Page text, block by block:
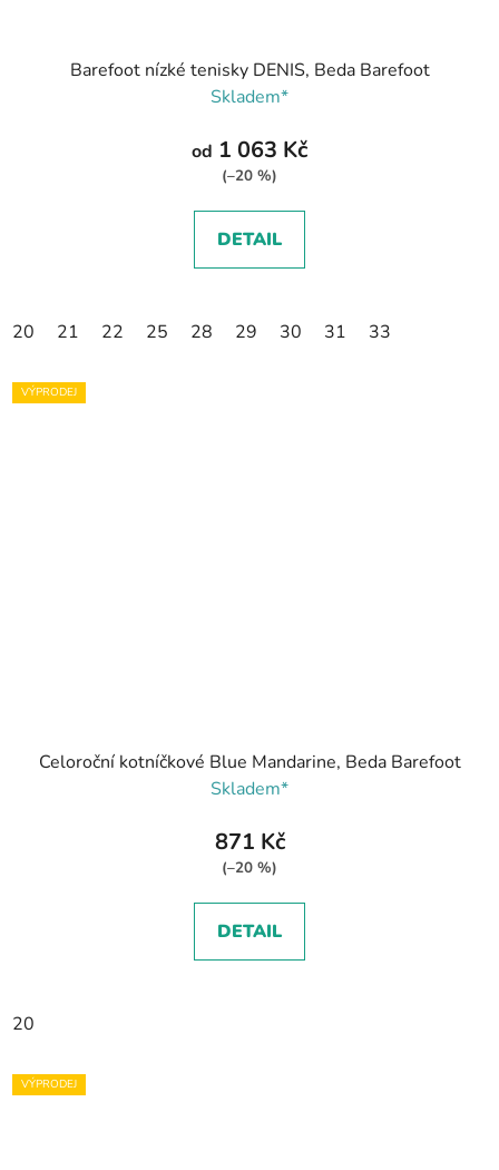
Barefoot nízké tenisky DENIS, Beda Barefoot
Skladem*
od 1 063 Kč
(–20 %)
DETAIL
20 21 22 25 28 29 30 31 33
VÝPRODEJ
Celoroční kotníčkové Blue Mandarine, Beda Barefoot
Skladem*
871 Kč
(–20 %)
DETAIL
20
VÝPRODEJ